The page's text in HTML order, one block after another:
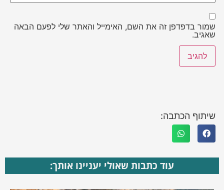
שמור בדפדפן זה את השם, האימייל והאתר שלי לפעם הבאה
שאגיב.
שיתוף הכתבה:
עוד כתבות שאולי יעניינו אותך: